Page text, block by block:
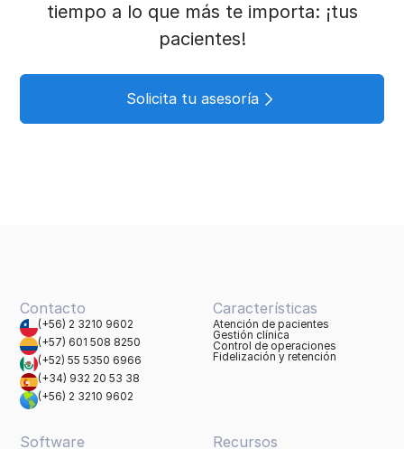
tiempo a lo que más te importa: ¡tus
pacientes!
Solicita tu asesoría
Contacto
(+56) 2 3210 9602
(+57) 601 508 8250
(+52) 55 5350 6966
(+34) 932 20 53 38
(+56) 2 3210 9602
Características
Atención de pacientes
Gestión clínica
Control de operaciones
Fidelización y retención
Software Recursos